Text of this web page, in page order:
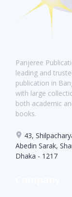
Panjeree
leading and
publication in
with large
both academic
books.
43,
Abedin Sarak,
Dhaka - 1217